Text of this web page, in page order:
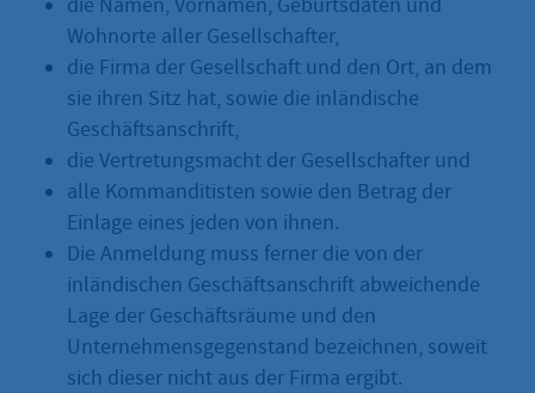
Wohnorte aller Gesellschafter,
die Firma der Gesellschaft und den Ort, an dem
sie ihren Sitz hat, sowie die inländische
Geschäftsanschrift,
die Vertretungsmacht der Gesellschafter und
alle Kommanditisten sowie den Betrag der
Einlage eines jeden von ihnen.
Die Anmeldung muss ferner die von der
inländischen Geschäftsanschrift abweichende
Lage der Geschäftsräume und den
Unternehmensgegenstand bezeichnen, soweit
sich dieser nicht aus der Firma ergibt.